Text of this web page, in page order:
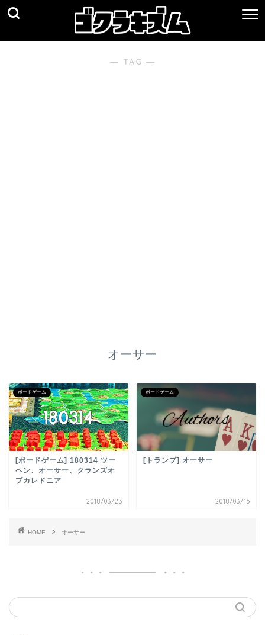
― TAG ―
オーサー
ボードゲーム
[ボードゲーム] 180314 ツー
ペン、オーサー、クランズオ
ブカレドニア
2018/03/23
ボードゲーム
[トランプ] オーサー
2018/03/15
HOME オーサー